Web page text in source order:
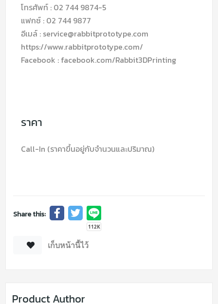
โทรศัพท์ : 02 744 9874-5
แฟกซ์ : 02 744 9877
อีเมล์ : service@rabbitprototype.com
https://www.rabbitprototype.com/
Facebook : facebook.com/Rabbit3DPrinting
ราคา
Call-In (ราคาขึ้นอยู่กับจำนวนและปริมาณ)
Share this:
เก็บหน้านี้ไว้
Product Author